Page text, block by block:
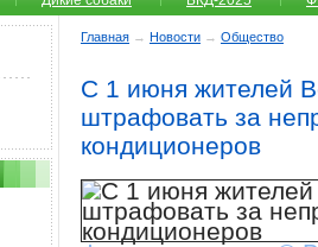
Главная → Новости → Общество
С 1 июня жителей
штрафовать за
кондиционеров